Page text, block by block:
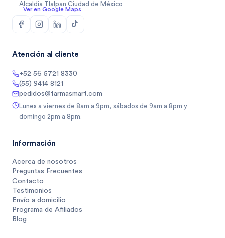
Alcaldia Tlalpan Ciudad de México
Ver en Google Maps
Atención al cliente
+52 56 5721 8330
(55) 9414 8121
pedidos@farmasmart.com
Lunes a viernes de 8am a 9pm, sábados de 9am a 8pm y
domingo 2pm a 8pm.
Información
Acerca de nosotros
Preguntas Frecuentes
Contacto
Testimonios
Envío a domicilio
Programa de Afiliados
Blog